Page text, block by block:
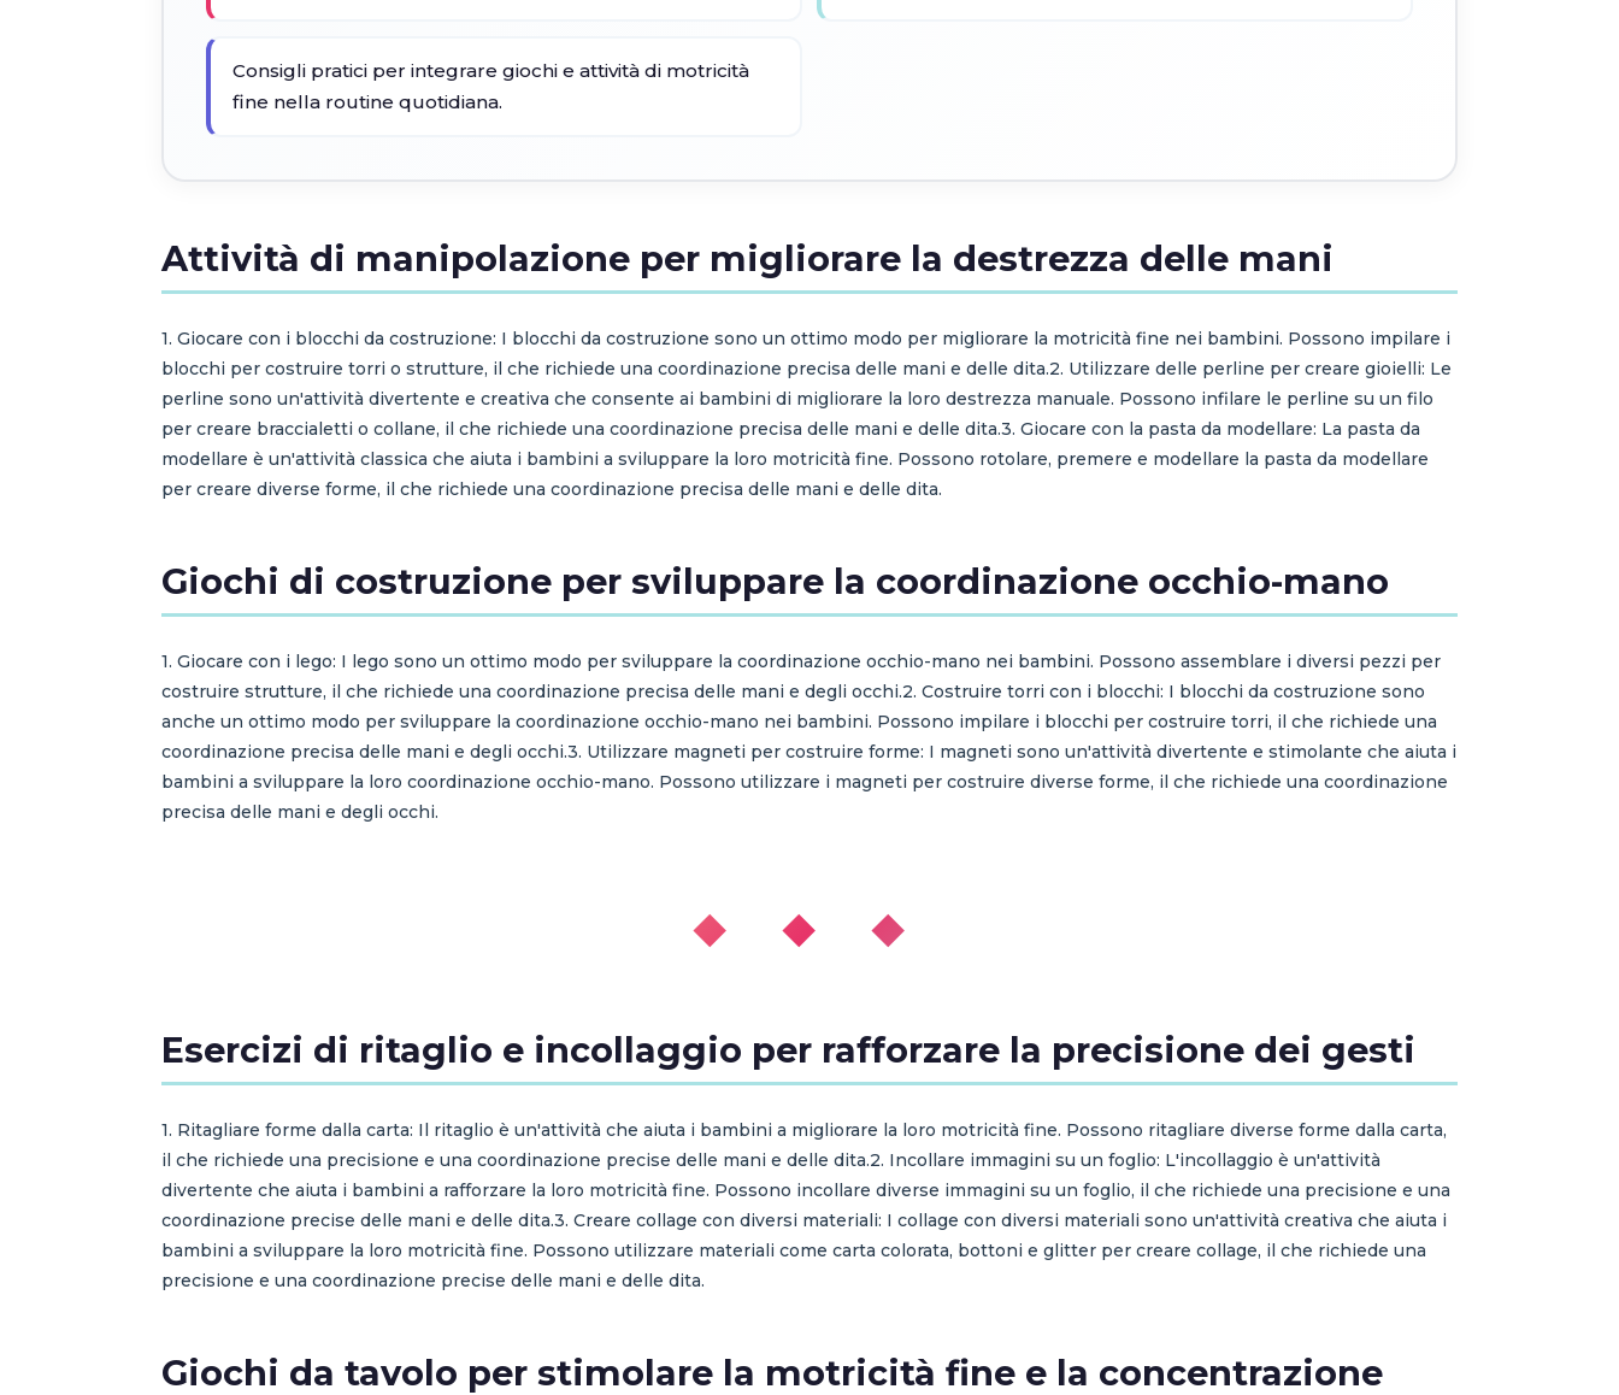
Consigli pratici per integrare giochi e attività di motricità
fine nella routine quotidiana.
Attività di manipolazione per migliorare la destrezza delle mani
1. Giocare con i blocchi da costruzione: I blocchi da costruzione sono un ottimo modo per migliorare la motricità fine nei bambini. Possono impilare i
blocchi per costruire torri o strutture, il che richiede una coordinazione precisa delle mani e delle dita.2. Utilizzare delle perline per creare gioielli: Le
perline sono un'attività divertente e creativa che consente ai bambini di migliorare la loro destrezza manuale. Possono infilare le perline su un filo
per creare braccialetti o collane, il che richiede una coordinazione precisa delle mani e delle dita.3. Giocare con la pasta da modellare: La pasta da
modellare è un'attività classica che aiuta i bambini a sviluppare la loro motricità fine. Possono rotolare, premere e modellare la pasta da modellare
per creare diverse forme, il che richiede una coordinazione precisa delle mani e delle dita.
Giochi di costruzione per sviluppare la coordinazione occhio-mano
1. Giocare con i lego: I lego sono un ottimo modo per sviluppare la coordinazione occhio-mano nei bambini. Possono assemblare i diversi pezzi per
costruire strutture, il che richiede una coordinazione precisa delle mani e degli occhi.2. Costruire torri con i blocchi: I blocchi da costruzione sono
anche un ottimo modo per sviluppare la coordinazione occhio-mano nei bambini. Possono impilare i blocchi per costruire torri, il che richiede una
coordinazione precisa delle mani e degli occhi.3. Utilizzare magneti per costruire forme: I magneti sono un'attività divertente e stimolante che aiuta i
bambini a sviluppare la loro coordinazione occhio-mano. Possono utilizzare i magneti per costruire diverse forme, il che richiede una coordinazione
precisa delle mani e degli occhi.
◆ ◆ ◆
Esercizi di ritaglio e incollaggio per rafforzare la precisione dei gesti
1. Ritagliare forme dalla carta: Il ritaglio è un'attività che aiuta i bambini a migliorare la loro motricità fine. Possono ritagliare diverse forme dalla carta,
il che richiede una precisione e una coordinazione precise delle mani e delle dita.2. Incollare immagini su un foglio: L'incollaggio è un'attività
divertente che aiuta i bambini a rafforzare la loro motricità fine. Possono incollare diverse immagini su un foglio, il che richiede una precisione e una
coordinazione precise delle mani e delle dita.3. Creare collage con diversi materiali: I collage con diversi materiali sono un'attività creativa che aiuta i
bambini a sviluppare la loro motricità fine. Possono utilizzare materiali come carta colorata, bottoni e glitter per creare collage, il che richiede una
precisione e una coordinazione precise delle mani e delle dita.
Giochi da tavolo per stimolare la motricità fine e la concentrazione